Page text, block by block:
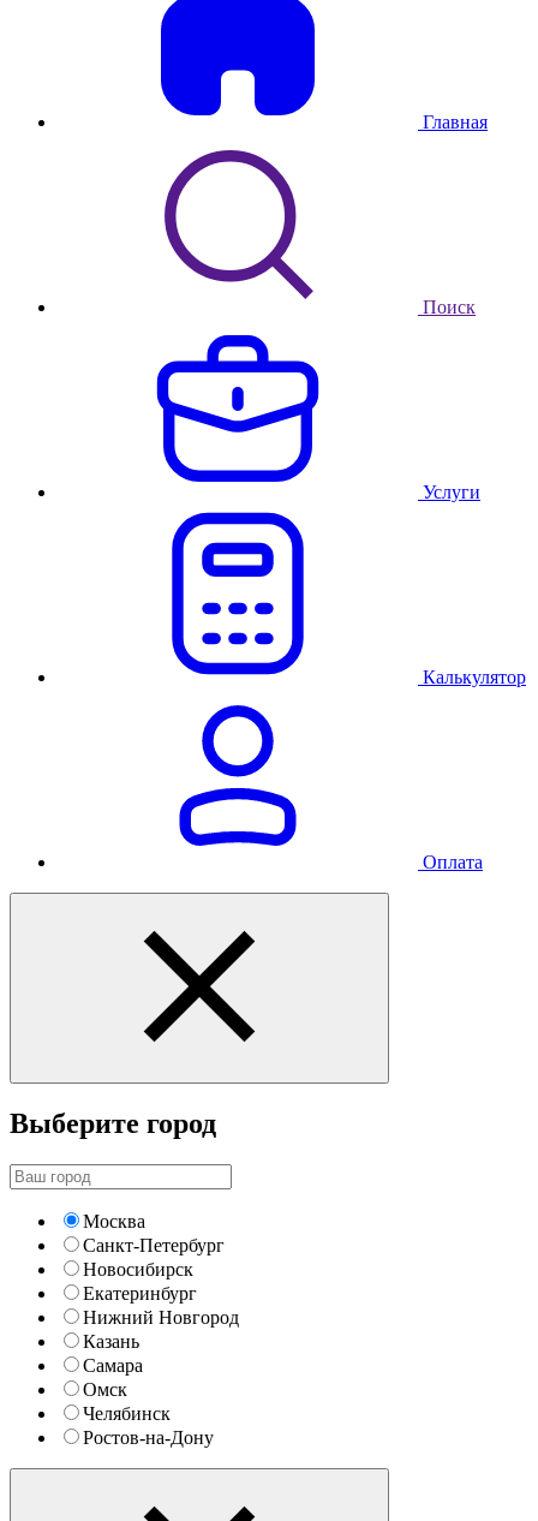
Главная
Поиск
Услуги
Калькулятор
Оплата
Выберите город
Москва
Санкт-Петербург
Новосибирск
Екатеринбург
Нижний Новгород
Казань
Самара
Омск
Челябинск
Ростов-на-Дону